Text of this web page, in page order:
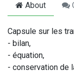
About
Capsule sur les
- bilan,
- équation,
- conservation de